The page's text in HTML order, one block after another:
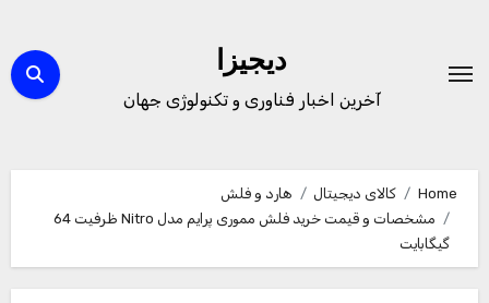
content
دیجیزا
آخرین اخبار فناوری و تکنولوژی جهان
Home کالای دیجیتال
هارد و فلش
مشخصات و قیمت خرید فلش مموری پرایم مدل Nitro ظرفیت 64
گیگابایت